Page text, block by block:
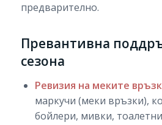
предварително.
Превантивна
сезона
Ревизия на меките
маркучи (меки връзки),
бойлери, мивки,